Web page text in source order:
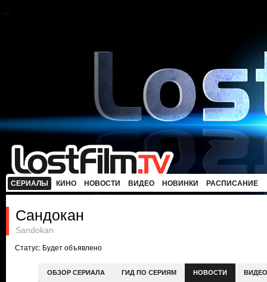
СЕРИАЛЫ КИНО НОВОСТИ ВИДЕО НОВИНКИ РАСПИСАНИЕ
Сандокан
Sandokan
Статус: Будет объявлено
ОБЗОР СЕРИАЛА ГИД ПО СЕРИЯМ НОВОСТИ ВИДЕО